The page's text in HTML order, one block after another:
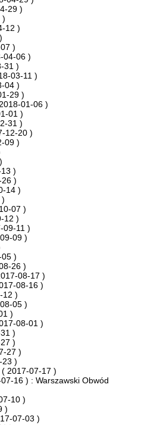
29 )
)
12 )
)
04-06 )
31 )
03-11 )
04 )
29 )
01-06 )
01 )
31 )
12-20 )
09 )
)
)
14 )
07 )
12 )
09-11 )
09 )
)
26 )
08-17 )
08-16 )
12 )
05 )
)
08-01 )
)
)
27 )
23 )
( 2017-07-17 )
16 ) : Warszawski Obwód
10 )
)
07-03 )